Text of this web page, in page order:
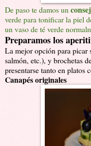
De paso te damos un
verde para tonificar la piel
un vaso de té verde
Preparamos los
La mejor opción para picar
salmón, etc.), y brochetas
presentarse tanto en platos
Canapés originales